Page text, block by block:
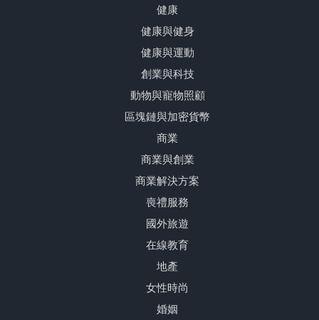
健康
健康與健身
健康與運動
創業與科技
動物與寵物照顧
區塊鏈與加密貨幣
商業
商業與創業
商業解決方案
喪禮服務
國外旅遊
在線教育
地產
女性時尚
婚姻